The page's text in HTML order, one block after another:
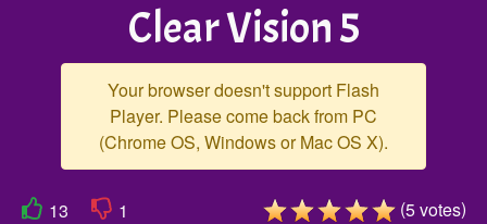
Clear Vision 5
Your browser doesn't support Flash
Player. Please come back from PC
(Chrome OS, Windows or Mac OS X).
13 1 (5votes)